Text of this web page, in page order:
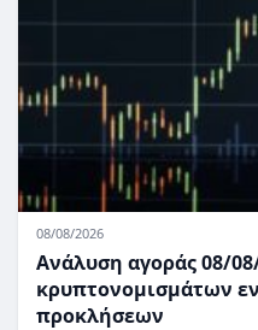
08/08/2026
Ανάλυση αγοράς 08/
κρυπτονομισμάτων
προκλήσεων